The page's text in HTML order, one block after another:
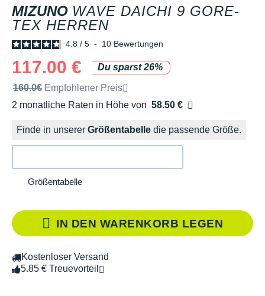
MIZUNO WAVE DAICHI 9 GORE-
TEX HERREN
4.8 / 5 - 10 Bewertungen
117.00 €
Du sparst 26%
Unverbindliche Preisempfehlung der Marke
160.0€ Empfohlener Preis
2 monatliche Raten in Höhe von 58.50 €
Ohne Zusatzkosten
Finde in unserer Größentabelle die passende Größe.
Größentabelle
IN DEN WARENKORB LEGEN
Kostenloser Versand
5.85 € Treuevorteil